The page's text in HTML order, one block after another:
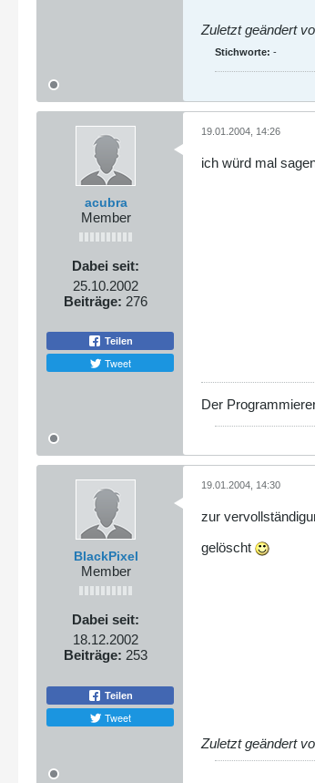
Zuletzt geändert
Stichworte: -
acubra
Member
Dabei seit:
25.10.2002
Beiträge: 276
Teilen
Tweet
19.01.2004, 14:26
ich würd mal
Der
BlackPixel
Member
Dabei seit:
18.12.2002
Beiträge: 253
Teilen
Tweet
19.01.2004, 14:30
zur
gelöscht
Zuletzt geändert